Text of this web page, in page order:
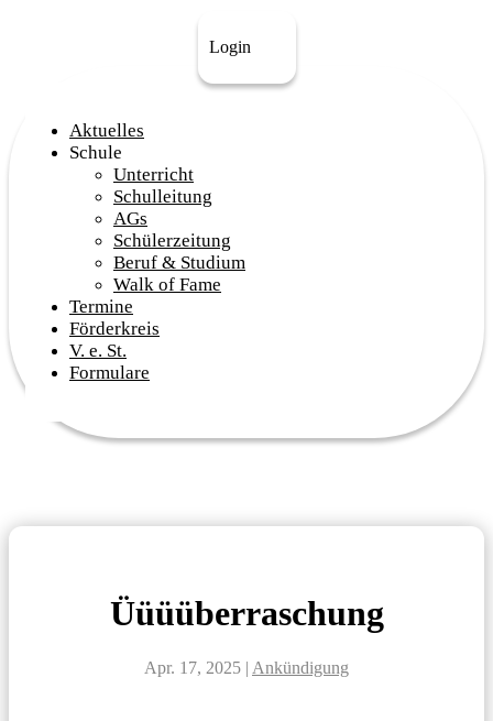
Aktuelles
Schule
Unterricht
Schulleitung
AGs
Schülerzeitung
Beruf & Studium
Walk of Fame
Termine
Förderkreis
V. e. St.
Formulare
Login
Üüüüberraschung
Apr. 17, 2025 | Ankündigung